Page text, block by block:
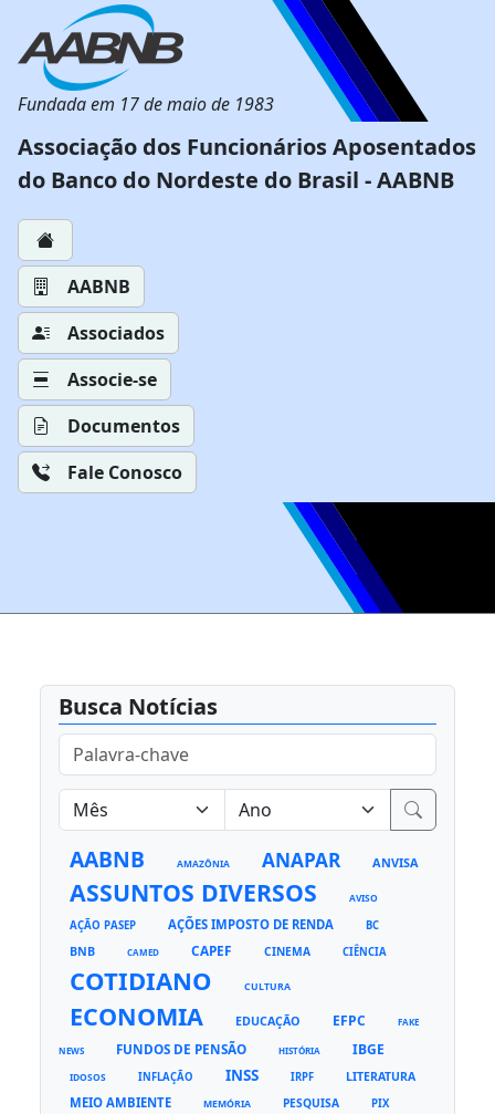
Fundada em 17 de maio de 1983
Associação dos Funcionários Aposentados
do Banco do Nordeste do Brasil - AABNB
AABNB
Associados
Associe-se
Documentos
Fale Conosco
Busca Notícias
AABNB AMAZÔNIA ANAPAR ANVISA
ASSUNTOS DIVERSOS AVISO
AÇÃO PASEP AÇÕES IMPOSTO DE RENDA BC
BNB CAMED CAPEF CINEMA CIÊNCIA
COTIDIANO CULTURA
ECONOMIA EDUCAÇÃO EFPC FAKE
NEWS FUNDOS DE PENSÃO HISTÓRIA IBGE
IDOSOS INFLAÇÃO INSS IRPF LITERATURA
MEIO AMBIENTE MEMÓRIA PESQUISA PIX